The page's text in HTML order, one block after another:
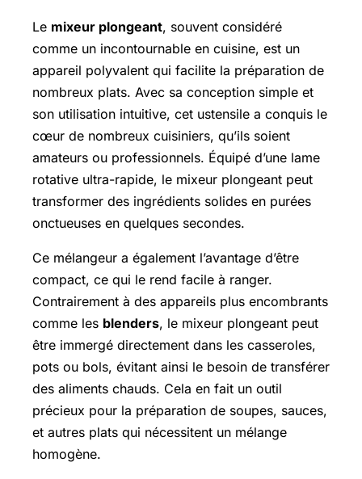
Le mixeur plongeant, souvent considéré
comme un incontournable en cuisine, est un
appareil polyvalent qui facilite la préparation de
nombreux plats. Avec sa conception simple et
son utilisation intuitive, cet ustensile a conquis le
cœur de nombreux cuisiniers, qu’ils soient
amateurs ou professionnels. Équipé d’une lame
rotative ultra-rapide, le mixeur plongeant peut
transformer des ingrédients solides en purées
onctueuses en quelques secondes.
Ce mélangeur a également l’avantage d’être
compact, ce qui le rend facile à ranger.
Contrairement à des appareils plus encombrants
comme les blenders, le mixeur plongeant peut
être immergé directement dans les casseroles,
pots ou bols, évitant ainsi le besoin de transférer
des aliments chauds. Cela en fait un outil
précieux pour la préparation de soupes, sauces,
et autres plats qui nécessitent un mélange
homogène.